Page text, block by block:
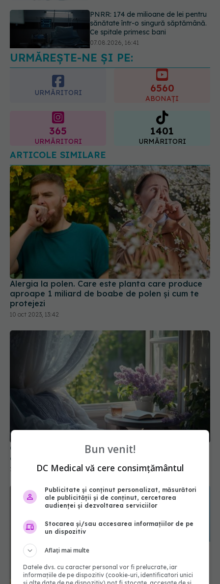
Ce spune culoarea ta preferată
despre vârsta pe care o ai. Care
este "codul cromatic" al generațiilor
07.08.2026, 21:29
URMĂREȘTE-NE ȘI PE:
URMĂRITORI 6560
ABONAȚI
365
URMĂRITORI
1401
URMĂRITORI
ARTICOLE SIMILARE
Alergia la polen. Care este planta care produce
aproape 1 miliard de boabe de polen și cum te
protejezi
10 oct 2023, 13:42
Cum aerisești corect locuința primăvara ca să
eviți alergiile
28 apr 2026, 08:33
Bun venit!
DC Medical vă cere consimțământul
Publicitate și conținut personalizat, măsurători
ale publicității și de conținut, cercetarea
audienței și dezvoltarea serviciilor
Stocarea și/sau accesarea informațiilor de pe
un dispozitiv
Aflați mai multe
Datele dvs. cu caracter personal vor fi prelucrate, iar
informațiile de pe dispozitiv (cookie-uri, identificatori unici